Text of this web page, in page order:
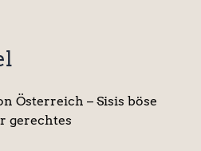
Österreich – Sisis böse
gerechtes